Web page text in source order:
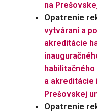
na
Opatrenie
vytváraní a
akreditácie
a akreditácie
Prešovskej
Opatrenie